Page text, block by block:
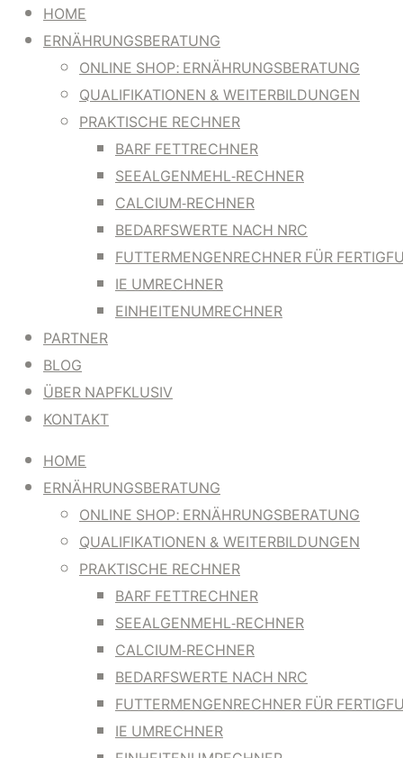
HOME
ERNÄHRUNGSBERATUNG
ONLINE SHOP: ERNÄHRUNGSBERATUNG
QUALIFIKATIONEN & WEITERBILDUNGEN
PRAKTISCHE RECHNER
BARF FETTRECHNER
SEEALGENMEHL-RECHNER
CALCIUM-RECHNER
BEDARFSWERTE NACH NRC
FUTTERMENGENRECHNER FÜR
IE UMRECHNER
EINHEITENUMRECHNER
PARTNER
BLOG
ÜBER NAPFKLUSIV
KONTAKT
HOME
ERNÄHRUNGSBERATUNG
ONLINE SHOP: ERNÄHRUNGSBERATUNG
QUALIFIKATIONEN & WEITERBILDUNGEN
PRAKTISCHE RECHNER
BARF FETTRECHNER
SEEALGENMEHL-RECHNER
CALCIUM-RECHNER
BEDARFSWERTE NACH NRC
FUTTERMENGENRECHNER FÜR
IE UMRECHNER